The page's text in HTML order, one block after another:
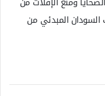
المبدئي من